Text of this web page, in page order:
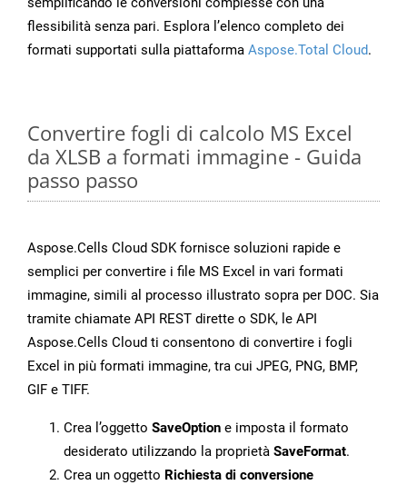
flessibilità senza pari. Esplora l’elenco completo dei
formati supportati sulla piattaforma Aspose.Total Cloud.
Convertire fogli di calcolo MS Excel
da XLSB a formati immagine - Guida
passo passo
Aspose.Cells Cloud SDK fornisce soluzioni rapide e
semplici per convertire i file MS Excel in vari formati
immagine, simili al processo illustrato sopra per DOC. Sia
tramite chiamate API REST dirette o SDK, le API
Aspose.Cells Cloud ti consentono di convertire i fogli
Excel in più formati immagine, tra cui JPEG, PNG, BMP,
GIF e TIFF.
Crea l’oggetto SaveOption e imposta il formato
desiderato utilizzando la proprietà SaveFormat.
Crea un oggetto Richiesta di conversione